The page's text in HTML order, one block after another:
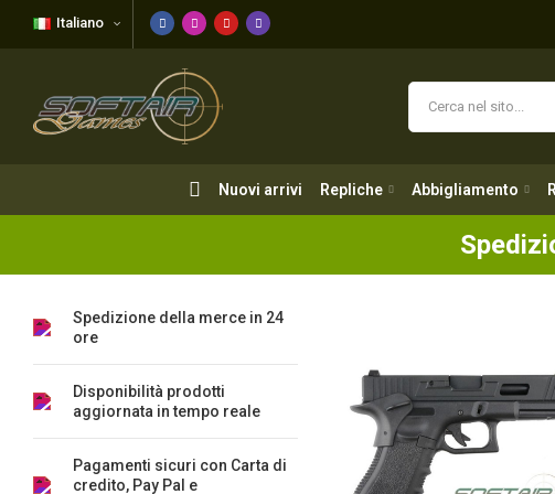
Italiano
Nuovi arrivi Repliche Abbigliamento
Nuovi arrivi
Spedizione della merce in 24
ore
Disponibilità prodotti
aggiornata in tempo reale
Pagamenti sicuri con Carta di
credito, Pay Pal e